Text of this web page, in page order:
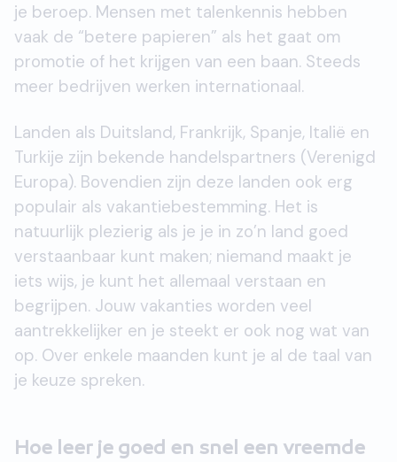
je beroep. Mensen met talenkennis hebben
vaak de “betere papieren” als het gaat om
promotie of het krijgen van een baan. Steeds
meer bedrijven werken internationaal.
Landen als Duitsland, Frankrijk, Spanje, Italië en
Turkije zijn bekende handelspartners (Verenigd
Europa). Bovendien zijn deze landen ook erg
populair als vakantiebestemming. Het is
natuurlijk plezierig als je je in zo’n land goed
verstaanbaar kunt maken; niemand maakt je
iets wijs, je kunt het allemaal verstaan en
begrijpen. Jouw vakanties worden veel
aantrekkelijker en je steekt er ook nog wat van
op. Over enkele maanden kunt je al de taal van
je keuze spreken.
Hoe leer je goed en snel een vreemde